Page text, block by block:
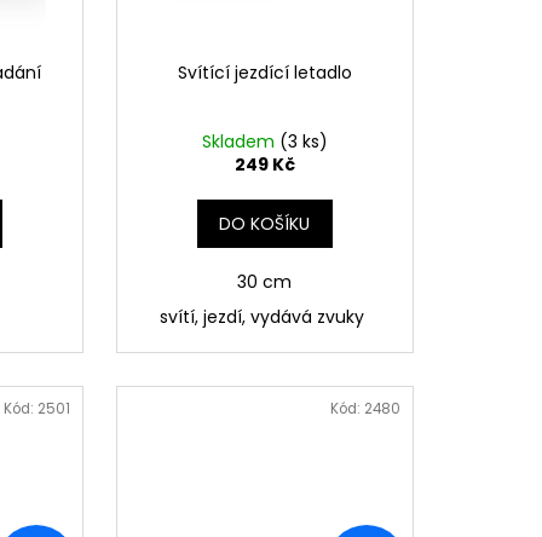
Svítící jezdící letadlo
Skladem (3 ks)
249 Kč
DO KOŠÍKU
30 cm
svítí, jezdí, vydává zvuky
Kód: 2501 Kód: 2480